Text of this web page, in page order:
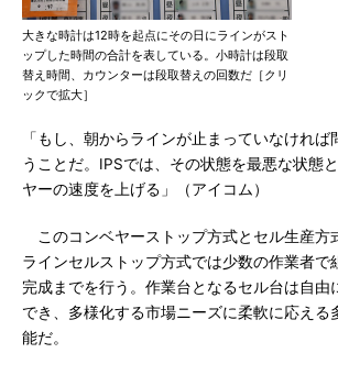
大きな時計は12時を起点にその日にラインがスト
ップした時間の合計を表している。小時計は段取
替え時間、カウンターは段取替えの回数だ［クリ
ックで拡大］
「もし、朝からラインが止まっていなけれ
うことだ。IPSでは、その状態を最悪な状態
ヤーの速度を上げる」（アイコム）
このコンベヤーストップ方式とセル生産方
ラインセルストップ方式では少数の作業者で
完成までを行う。作業台となるセル台は自由
でき、多様化する市場ニーズに柔軟に応える
能だ。